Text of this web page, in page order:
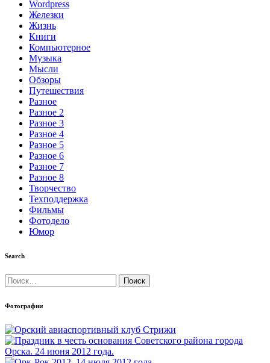
Wordpress
Железки
Жизнь
Книги
Компьютерное
Музыка
Мысли
Обзоры
Путешествия
Разное
Разное 2
Разное 3
Разное 4
Разное 5
Разное 6
Разное 7
Разное 8
Творчество
Техподдержка
Фильмы
Фотодело
Юмор
Search
Найти:
Фотографии